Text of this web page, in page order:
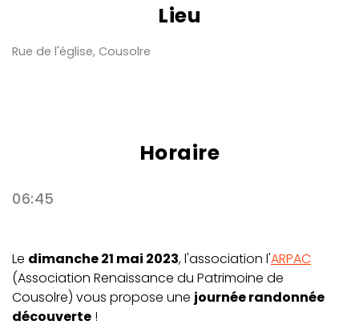
Lieu
Rue de l'église, Cousolre
Horaire
06:45
Le dimanche 21 mai 2023, l'association l'ARPAC
(Association Renaissance du Patrimoine de
Cousolre) vous propose une journée randonnée
découverte !